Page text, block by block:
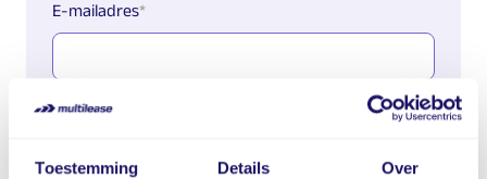
Toestemming Details Over
E-mailadres
Telefoonnummer